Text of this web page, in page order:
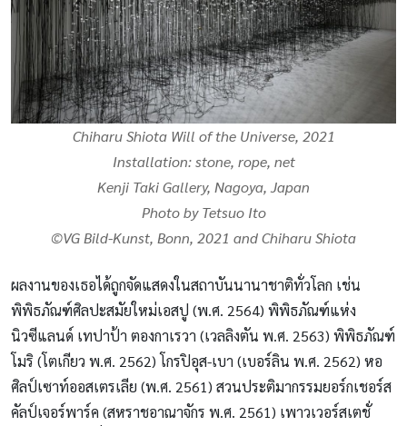
Chiharu Shiota Will of the Universe, 2021
Installation: stone, rope, net
Kenji Taki Gallery, Nagoya, Japan
Photo by Tetsuo Ito
©VG Bild-Kunst, Bonn, 2021 and Chiharu Shiota
ผลงานของเธอได้ถูกจัดแสดงในสถาบันนานาชาติทั่วโลก เช่น
พิพิธภัณฑ์ศิลปะสมัยใหม่เอสปู (พ.ศ. 2564) พิพิธภัณฑ์แห่ง
นิวซีแลนด์ เทปาป้า ตองกาเรวา (เวลลิงตัน พ.ศ. 2563) พิพิธภัณฑ์
โมริ (โตเกียว พ.ศ. 2562) โกรปิอุส-เบา (เบอร์ลิน พ.ศ. 2562) หอ
ศิลป์เซาท์ออสเตรเลีย (พ.ศ. 2561) สวนประติมากรรมยอร์กเชอร์ส
คัลป์เจอร์พาร์ค (สหราชอาณาจักร พ.ศ. 2561) เพาวเวอร์สเตชั่